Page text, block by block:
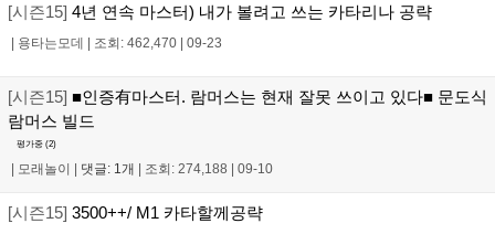
[시즌15] 4년 연속 마스터) 내가 볼려고 쓰는 카타리나 공략
| 용타는모데 | 조회: 462,470 | 09-23
[시즌15] ■인증有마스터. 람머스는 현재 잘못 쓰이고 있다■ 문도식
람머스 빌드
평가중 (2)
모래놀이 댓글: 1개 조회: 274,188 09-10
[시즌15] 3500++/ M1 카타할께공략